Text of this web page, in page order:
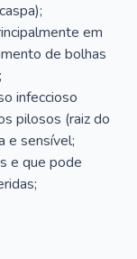
em
de bolhas
infeccioso
pilosos (raiz do
e sensível;
e que pode